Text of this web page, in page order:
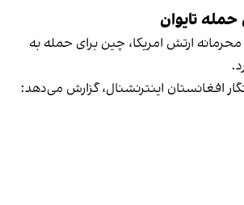
تایوان
ارتش امریکا، چین برای حمله به
افغانستان اینترنشنال، گزارش می‌دهد: